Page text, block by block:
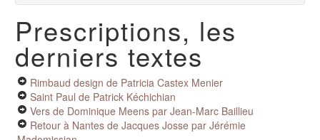
Prescriptions, les
derniers textes
Rimbaud design de Patricia Castex Menier
Saint Paul de Patrick Kéchichian
Vers de Dominique Meens par Jean-Marc Baillieu
Retour à Nantes de Jacques Josse par Jérémie